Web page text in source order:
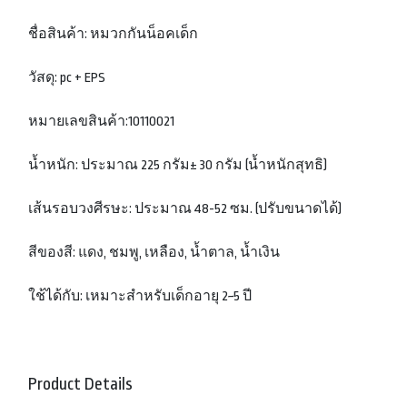
ชื่อสินค้า: หมวกกันน็อคเด็ก
วัสดุ: pc + EPS
หมายเลขสินค้า:10110021
น้ำหนัก: ประมาณ 225 กรัม± 30 กรัม (น้ำหนักสุทธิ)
เส้นรอบวงศีรษะ: ประมาณ 48-52 ซม. (ปรับขนาดได้)
สีของสี: แดง, ชมพู, เหลือง, น้ำตาล, น้ำเงิน
ใช้ได้กับ: เหมาะสำหรับเด็กอายุ 2~5 ปี
Product Details